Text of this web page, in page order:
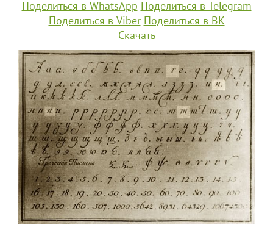
Поделиться в WhatsApp Поделиться в Telegram
Поделиться в Viber Поделиться в ВК
Скачать